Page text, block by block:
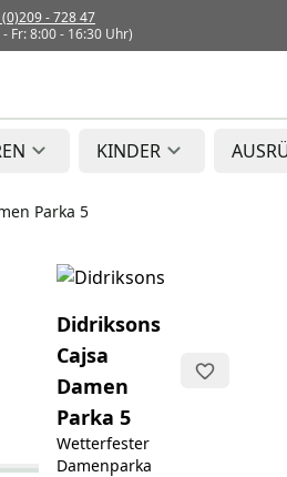
- 728 47
Fr: 8:00 - 16:30 Uhr)
KINDER
Parka 5
Didriksons
Cajsa
Damen
Parka 5
Wetterfester
Damenparka